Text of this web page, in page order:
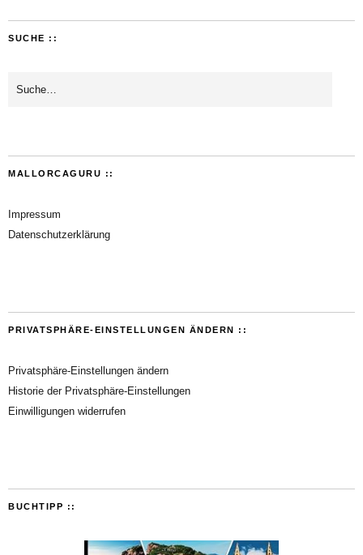
SUCHE ::
MALLORCAGURU ::
Impressum
Datenschutzerklärung
PRIVATSPHÄRE-EINSTELLUNGEN ÄNDERN ::
Privatsphäre-Einstellungen ändern
Historie der Privatsphäre-Einstellungen
Einwilligungen widerrufen
BUCHTIPP ::